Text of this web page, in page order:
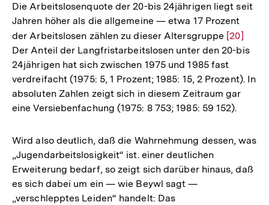
Die Arbeitslosenquote der 20-bis 24jährigen liegt seit
Jahren höher als die allgemeine — etwa 17 Prozent
der Arbeitslosen zählen zu dieser Altersgruppe Zur
der
Fußnote
[20]
Der Anteil der Langfristarbeitslosen unter den 20-bis
24jährigen hat sich zwischen 1975 und 1985 fast
verdreifacht (1975: 5, 1 Prozent; 1985: 15, 2 Prozent). In
absoluten Zahlen zeigt sich in diesem Zeitraum gar
eine Versiebenfachung (1975: 8 753; 1985: 59 152).
Wird also deutlich, daß die Wahrnehmung dessen, was
„Jugendarbeitslosigkeit“ ist. einer deutlichen
Erweiterung bedarf, so zeigt sich darüber hinaus, daß
es sich dabei um ein — wie Beywl sagt —
„verschlepptes Leiden“ handelt: Das